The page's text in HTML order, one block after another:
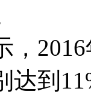
，
达到